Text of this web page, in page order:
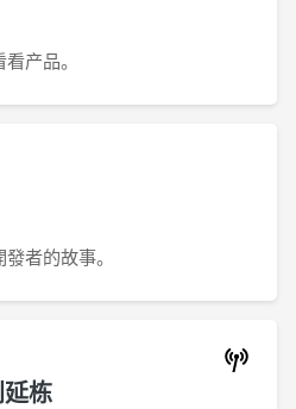
产品。
者的故事。
栋